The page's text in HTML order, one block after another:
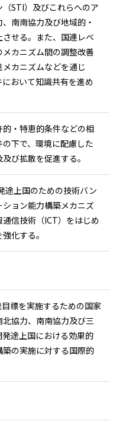
STI）及びこれらへのア
南南協力及び地域的・
せる。また、国連レベ
カニズム間の調整改善
カニズムなどを通じ
おいて知識共有を進め
・特恵的条件などの相
下で、環境に配慮した
び拡散を促進する。
途上国のための技術バン
ョン能力構築メカニズ
信技術（ICT）をはじめ
化する。
標を実施するための国家
協力、南南協力及び三
途上国における効果的
の実施に対する国際的